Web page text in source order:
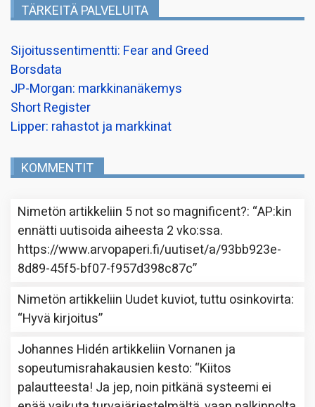
TÄRKEITÄ PALVELUITA
Sijoitussentimentti: Fear and Greed
Borsdata
JP-Morgan: markkinanäkemys
Short Register
Lipper: rahastot ja markkinat
KOMMENTIT
Nimetön artikkeliin 5 not so magnificent?: “AP:kin
ennätti uutisoida aiheesta 2 vko:ssa.
https://www.arvopaperi.fi/uutiset/a/93bb923e-
8d89-45f5-bf07-f957d398c87c”
Nimetön artikkeliin Uudet kuviot, tuttu osinkovirta:
“Hyvä kirjoitus”
Johannes Hidén artikkeliinVornanen ja
sopeutumisrahakausien kesto: “Kiitos
palautteesta! Ja jep, noin pitkänä systeemi ei